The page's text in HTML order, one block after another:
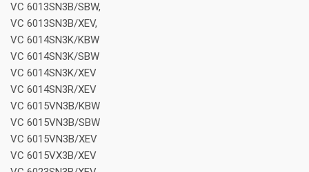
VC 6013SN3B/SBW,
VC 6013SN3B/XEV,
VC 6014SN3K/KBW
VC 6014SN3K/SBW
VC 6014SN3K/XEV
VC 6014SN3R/XEV
VC 6015VN3B/KBW
VC 6015VN3B/SBW
VC 6015VN3B/XEV
VC 6015VX3B/XEV